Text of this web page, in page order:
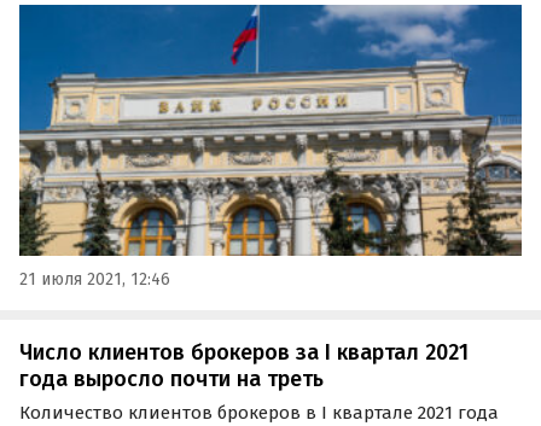
приближающемся окончании срока вклада.
21 июля 2021, 12:46
Число клиентов брокеров за I квартал 2021
года выросло почти на треть
Количество клиентов брокеров в I квартале 2021 года